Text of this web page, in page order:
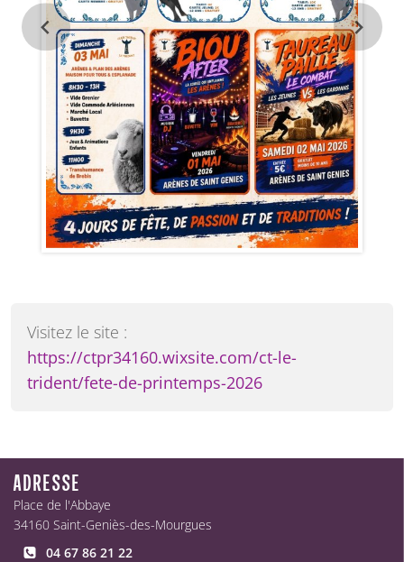
Visitez le site :
https://ctpr34160.wixsite.com/ct-le-
trident/fete-de-printemps-2026
ADRESSE
Place de l'Abbaye
34160 Saint-Geniès-des-Mourgues
04 67 86 21 22